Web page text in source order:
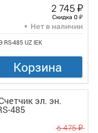
2 745 у
Скидка 0 у
Нет в наличии
485 UZ IEK
Корзина
эл. эн.
485
6 475у